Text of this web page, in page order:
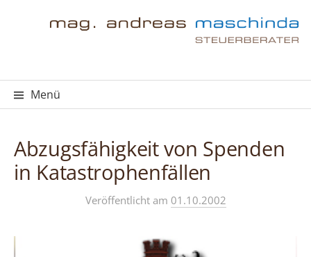
Menü
Abzugsfähigkeit von Spenden
in Katastrophenfällen
Veröffentlicht am 01.10.2002